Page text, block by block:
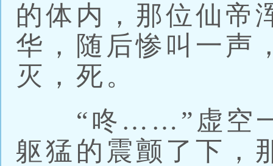
的体内，那位仙帝
华，随后惨叫一声
灭，死。
“咚……”虚空一
躯猛的震颤了下，